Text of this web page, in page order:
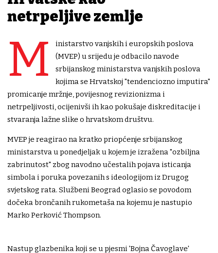
netrpeljive zemlje
M
inistarstvo vanjskih i europskih poslova
(MVEP) u srijedu je odbacilo navode
srbijanskog ministarstva vanjskih poslova
kojima se Hrvatskoj "tendenciozno imputira"
promicanje mržnje, povijesnog revizionizma i
netrpeljivosti, ocijenivši ih kao pokušaje diskreditacije i
stvaranja lažne slike o hrvatskom društvu.
MVEP je reagirao na kratko priopćenje srbijanskog
ministarstva u ponedjeljak u kojem je izražena "ozbiljna
zabrinutost" zbog navodno učestalih pojava isticanja
simbola i poruka povezanih s ideologijom iz Drugog
svjetskog rata. Službeni Beograd oglasio se povodom
dočeka brončanih rukometaša na kojemu je nastupio
Marko Perković Thompson.
Nastup glazbenika koji se u pjesmi 'Bojna Čavoglave'